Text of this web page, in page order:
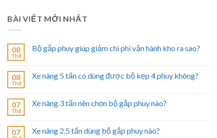
BÀI VIẾT MỚI NHẤT
08
Th8
Bộ gắp phuy giúp giảm chi phí vận hành kho ra sao?
08
Th8
Xe nâng 5 tấn có dùng được bộ kẹp 4 phuy không?
07
Th8
Xe nâng 3 tấn nên chọn bộ gắp phuy nào?
07 Xe nâng 2.5 tấn dùng bộ gắp phuy nào?